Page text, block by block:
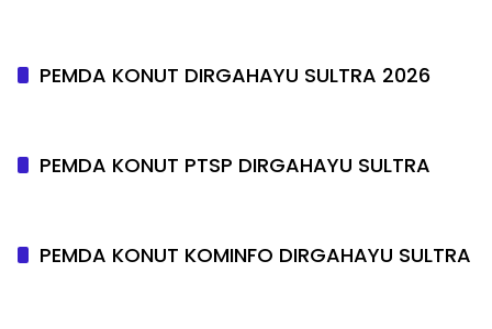
PEMDA KONUT DIRGAHAYU SULTRA 2026
PEMDA KONUT PTSP DIRGAHAYU SULTRA
PEMDA KONUT KOMINFO DIRGAHAYU SULTRA